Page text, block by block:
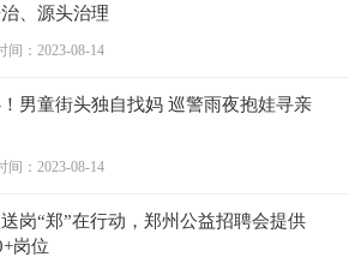
、源头治理
间：2023-08-14
男童街头独自找妈 巡警雨夜抱娃寻亲
间：2023-08-14
岗“郑”在行动，郑州公益招聘会提供
岗位